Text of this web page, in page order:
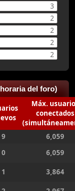
3
2
2
2
2
del foro)
Máx.
conectados
9
6,059
0
6,059
1
3,864